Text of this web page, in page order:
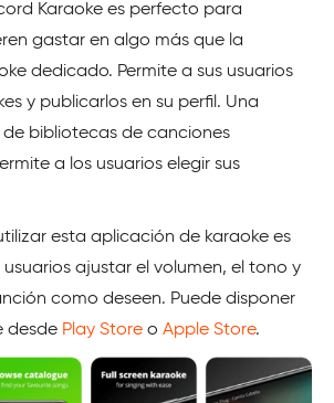
Karaoke es perfecto para
gastar en algo más que la
dedicado. Permite a sus usuarios
y publicarlos en su perfil. Una
bibliotecas de canciones
a los usuarios elegir sus
esta aplicación de karaoke es
ajustar el volumen, el tono y
como deseen. Puede disponer
desde Play Store o Apple Store.